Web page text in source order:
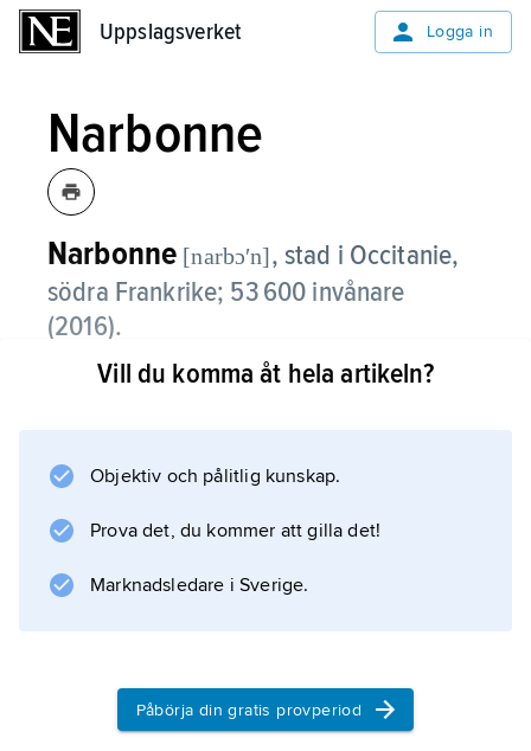
Uppslagsverket Logga in
Narbonne
Narbonne [narbɔʹn], stad i Occitanie,
södra Frankrike; 53 600 invånare
(2016).
Narbonne är en järnvägs- och motorvägsknut
uranraffinaderi. Staden är centrum för en
stor medeltida stadskärna.
Vill du komma åt hela artikeln?
Objektiv och pålitlig kunskap.
Prova det, du kommer att gilla det!
Marknadsledare i Sverige.
Påbörja din gratis provperiod